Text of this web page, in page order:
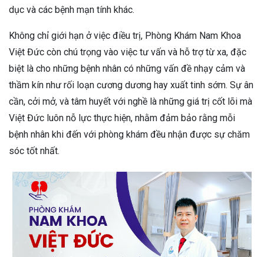
dục và các bệnh mạn tính khác.
Không chỉ giới hạn ở việc điều trị, Phòng Khám Nam Khoa
Việt Đức còn chú trọng vào việc tư vấn và hỗ trợ từ xa, đặc
biệt là cho những bệnh nhân có những vấn đề nhạy cảm và
thầm kín như rối loạn cương dương hay xuất tinh sớm. Sự ân
cần, cởi mở, và tâm huyết với nghề là những giá trị cốt lõi mà
Việt Đức luôn nỗ lực thực hiện, nhằm đảm bảo rằng mỗi
bệnh nhân khi đến với phòng khám đều nhận được sự chăm
sóc tốt nhất.